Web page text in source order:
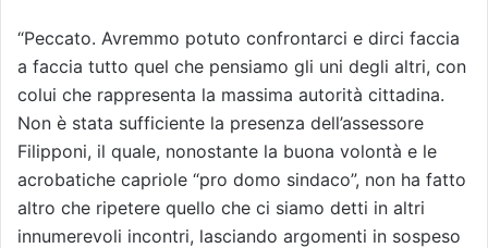
“Peccato. Avremmo potuto confrontarci e dirci faccia
a faccia tutto quel che pensiamo gli uni degli altri, con
colui che rappresenta la massima autorità cittadina.
Non è stata sufficiente la presenza dell’assessore
Filipponi, il quale, nonostante la buona volontà e le
acrobatiche capriole “pro domo sindaco”, non ha fatto
altro che ripetere quello che ci siamo detti in altri
innumerevoli incontri, lasciando argomenti in sospeso